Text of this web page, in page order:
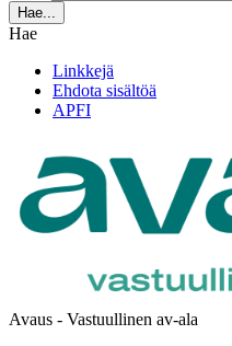
Hae...
Hae
Linkkejä
Ehdota sisältöä
APFI
Avaus - Vastuullinen av-ala